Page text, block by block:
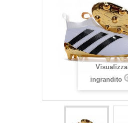
Visualizza
ingrandito